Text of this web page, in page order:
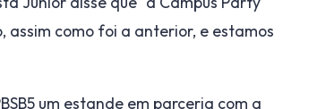
assim como foi a anterior, e estamos
um estande em parceria com a